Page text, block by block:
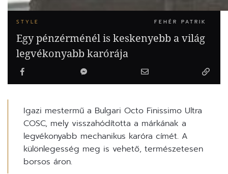
STYLE FEHÉR PATRIK
Egy pénzérménél is keskenyebb a világ
legvékonyabb karórája
Igazi mestermű a Bulgari Octo Finissimo Ultra
COSC, mely visszahódította a márkának a
legvékonyabb mechanikus karóra címét. A
különlegesség meg is vehető, természetesen
borsos áron.